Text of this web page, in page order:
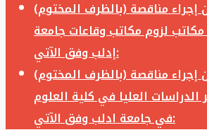
مناقصة (بالظرف المختوم)
مكاتب لزوم مكاتب وقاعات جامعة
إدلب وفق الآتي:
مناقصة (بالظرف المختوم)
الدراسات العليا في كلية العلوم
في جامعة ادلب وفق الآتي: